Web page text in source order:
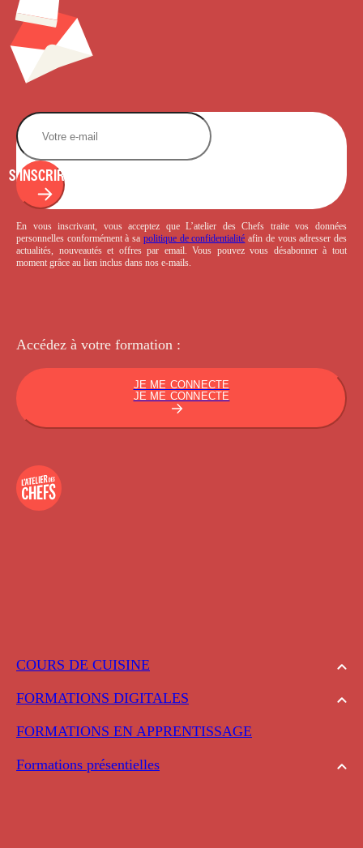
COURS DE CUISINE
FORMATIONS DIGITALES
FORMATIONS EN APPRENTISSAGE
Formations présentielles
S'INSCRIRE
En vous inscrivant, vous acceptez que L’atelier des Chefs traite vos données
personnelles conformément à sa politique de confidentialité afin de vous adresser des
actualités, nouveautés et offres par email. Vous pouvez vous désabonner à tout
moment grâce au lien inclus dans nos e-mails.
Accédez à votre formation :
JE ME CONNECTE
JE ME CONNECTE